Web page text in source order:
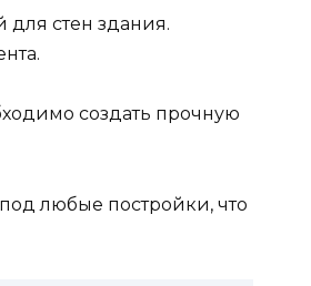
для стен здания.
создать прочную
любые постройки, что